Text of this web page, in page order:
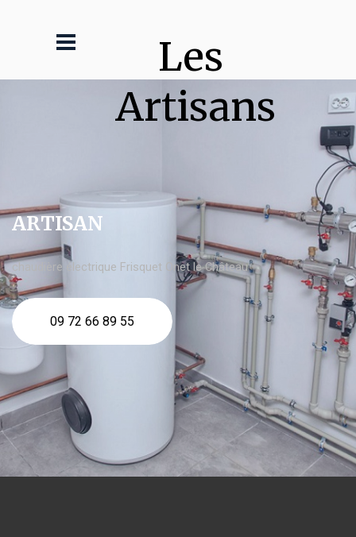
Les
Artisans
ARTISAN
chaudière électrique Frisquet Onet le Château
09 72 66 89 55